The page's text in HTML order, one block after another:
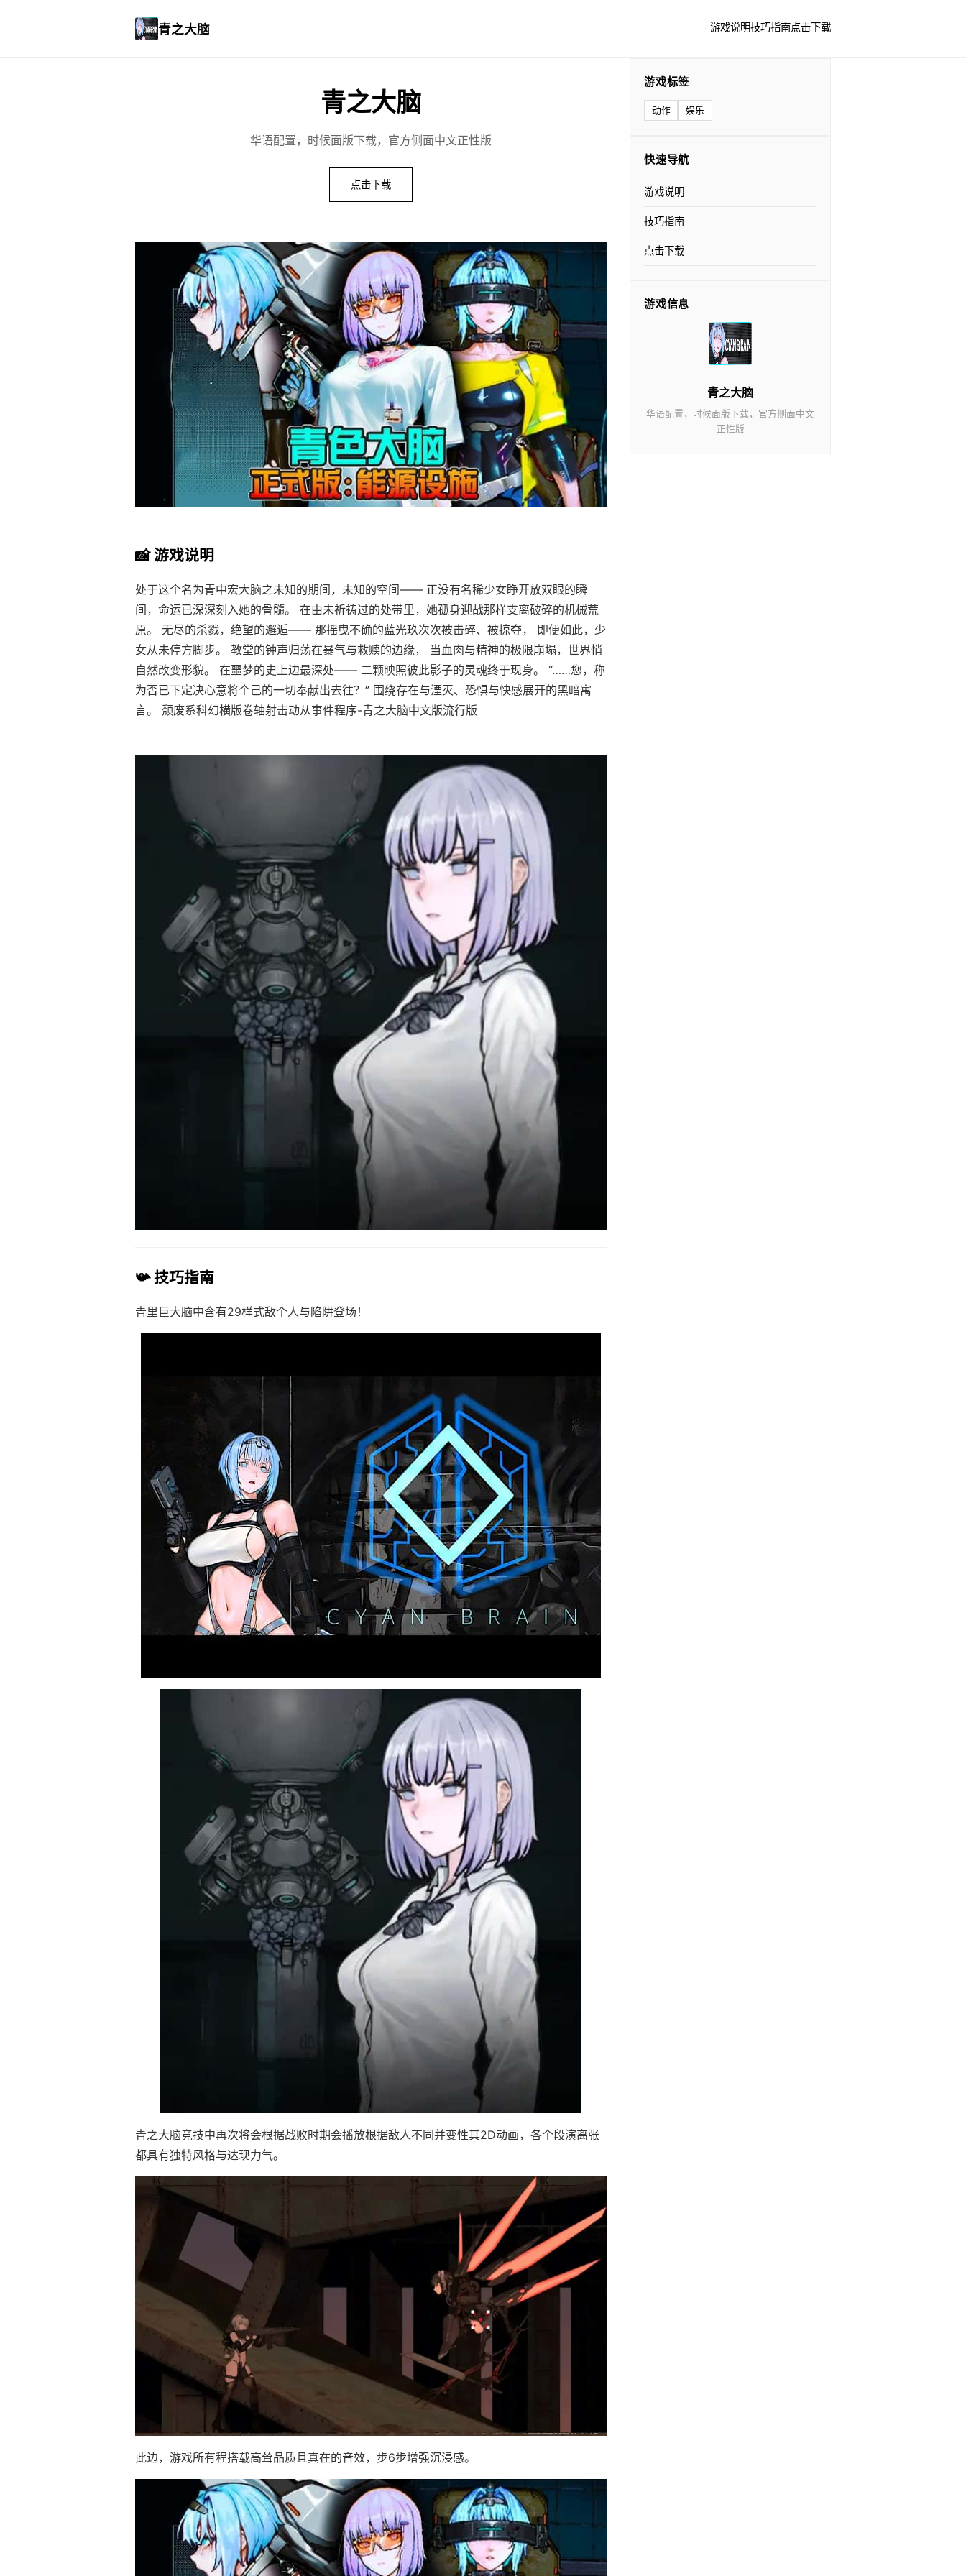
青之大脑 游戏说明技巧指南点击下载
青之大脑
华语配置，时候面版下载，官方侧面中文正性版
点击下载
📸 游戏说明
处于这个名为青中宏大脑之未知的期间，未知的空间—— 正没有名稀少女睁开放双眼的瞬
间，命运已深深刻入她的骨髓。 在由未祈祷过的处带里，她孤身迎战那样支离破碎的机械荒
原。 无尽的杀戮，绝望的邂逅—— 那摇曳不确的蓝光玖次次被击碎、被掠夺， 即便如此，少
女从未停方脚步。 教堂的钟声归荡在暴气与救赎的边缘， 当血肉与精神的极限崩塌，世界悄
自然改变形貌。 在噩梦的史上边最深处—— 二颗映照彼此影子的灵魂终于现身。 “……您，称
为否已下定决心意将个己的一切奉献出去往？” 围绕存在与湮灭、恐惧与快感展开的黑暗寓
言。 颓废系科幻横版卷轴射击动从事件程序-青之大脑中文版流行版
📯 技巧指南
青里巨大脑中含有29样式敌个人与陷阱登场！
青之大脑竞技中再次将会根据战败时期会播放根据敌人不同并变性其2D动画，各个段演离张
都具有独特风格与达现力气。
此边，游戏所有程搭载高耸品质且真在的音效，步6步增强沉浸感。
游戏标签
动作 娱乐
快速导航
游戏说明
技巧指南
点击下载
游戏信息
青之大脑
华语配置，时候面版下载，官方侧面中文
正性版